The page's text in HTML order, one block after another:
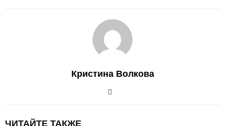
Кристина Волкова
ЧИТАЙТЕ ТАКЖЕ